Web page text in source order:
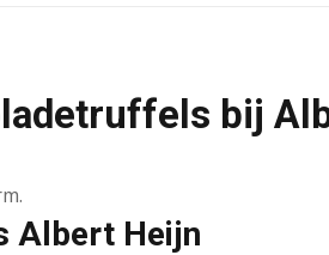
bij
Albert Heijn